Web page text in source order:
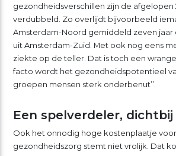
gezondheidsverschillen zijn de afgelopen
verdubbeld. Zo overlijdt bijvoorbeeld
Amsterdam-Noord gemiddeld zeven jaar
uit Amsterdam-Zuid. Met ook nog eens
ziekte op de teller. Dat is toch een
facto wordt het gezondheidspotentieel
groepen mensen sterk onderbenut’’.
Een spelverdeler, dichtbij
Ook het onnodig hoge kostenplaatje
gezondheidszorg stemt niet vrolijk. Dat